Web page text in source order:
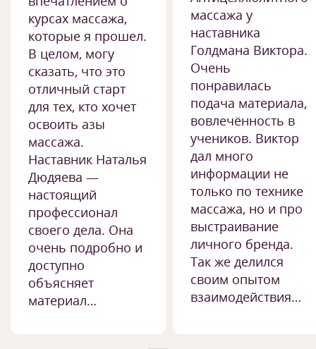
курсах массажа,
которые я прошел.
В целом, могу
сказать, что это
отличный старт
для тех, кто хочет
освоить азы
массажа.
Наставник Наталья
Дюдяева —
настоящий
профессионал
своего дела. Она
очень подробно и
доступно
объясняет
материал…
массажа у
наставника
Голдмана Виктора.
Очень
понравилась
подача материала,
вовлечённость в
учеников. Виктор
дал много
информации не
только по технике
массажа, но и про
выстраивание
личного бренда.
Так же делился
своим опытом
взаимодействия…